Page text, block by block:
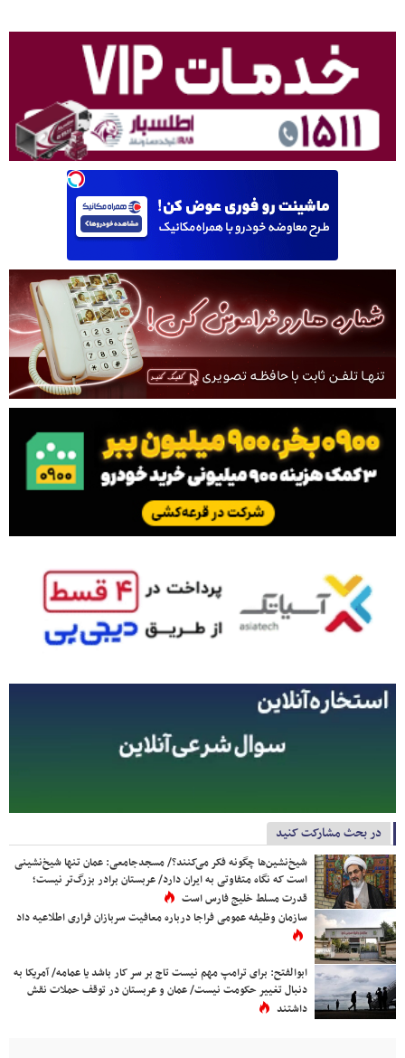
در بحث مشارکت کنید
شیخ‌نشین‌ها چگونه فکر می‌کنند؟/ مسجدجامعی: عمان تنها شیخ‌نشینی
است که نگاه متفاوتی به ایران دارد/ عربستان برادر بزرگ‌تر نیست؛
قدرت مسلط خلیج فارس است
سازمان وظیفه عمومی فراجا درباره معافیت سربازان فراری اطلاعیه داد
ابوالفتح: برای ترامپ مهم نیست تاج بر سر کار باشد یا عمامه/ آمریکا به
دنبال تغییر حکومت نیست/ عمان و عربستان در توقف حملات نقش
داشتند